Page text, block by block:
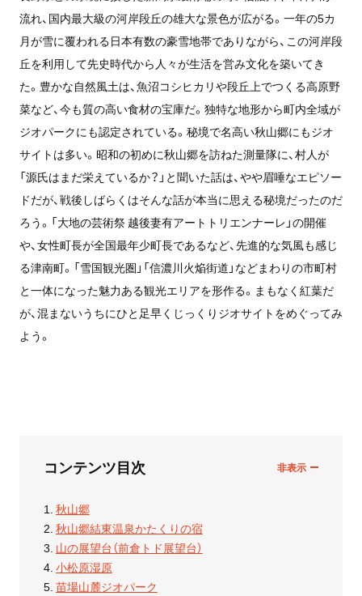
流れ、国内最大級の河岸段丘の雄大な景色が広がる。一年の5カ
月が雪に覆われる日本有数の豪雪地帯でありながら、この河岸段
丘を利用して先史時代から人々が生活を営み文化を築いてき
た。豊かな自然風土は、魚沼コシヒカリや段丘上でつくる高原野
菜など、今も質の高い食材の宝庫だ。独特な地形から町内全域が
ジオパークにも認定されている。秘境で名高い秋山郷にもジオ
サイトは多い。昭和の初めに秋山郷を訪ねた測量隊に、村人が
「源氏はまだ栄えているか？」と聞いた話は、やや眉唾なエピソー
ドだが、戦後しばらくはそんな話が本当に思える秘境だったのだ
ろう。「大地の芸術祭 越後妻有アートトリエンナーレ」の開催
や、女性町長が全国最年少町長であるなど、先進的な気風も感じ
る津南町。「雪国観光圏」「信濃川火焔街道」などまわりの市町村
と一体になった魅力ある観光エリアを形作る。まもなく紅葉だ
が、混まないうちにひと足早くじっくりジオサイトをめぐってみ
よう。
コンテンツ目次
秋山郷
秋山郷結東温泉かたくりの宿
山の展望台（前倉トド展望台）
小松原湿原
苗場山麓ジオパーク